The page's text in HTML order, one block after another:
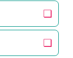
❏
❏